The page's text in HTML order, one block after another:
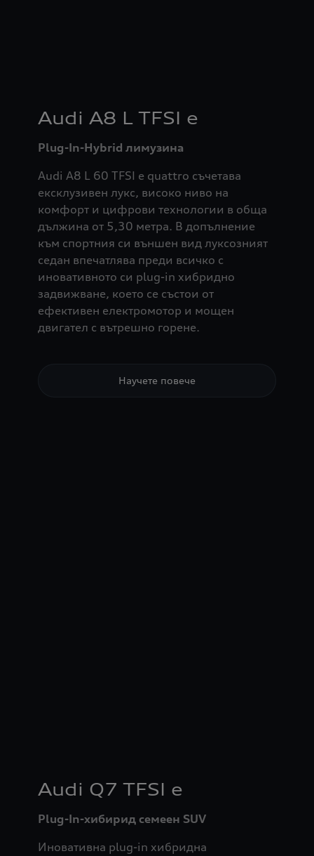
Audi A8 L TFSI e
Plug-In-Hybrid лимузина
Audi A8 L 60 TFSI e quattro съчетава
ексклузивен лукс, високо ниво на
комфорт и цифрови технологии в обща
дължина от 5,30 метра. В допълнение
към спортния си външен вид луксозният
седан впечатлява преди всичко с
иновативното си plug-in хибридно
задвижване, което се състои от
ефективен електромотор и мощен
двигател с вътрешно горене.
Научете повече
Audi Q7 TFSI e
Plug-In-хибирид семеен SUV
Иновативна plug-in хибридна